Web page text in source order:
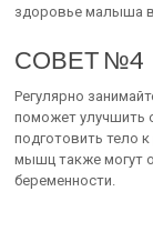
здоровье малыша
СОВЕТ №4
Регулярно
поможет улучшить
подготовить тело
мышц также могут
беременности.